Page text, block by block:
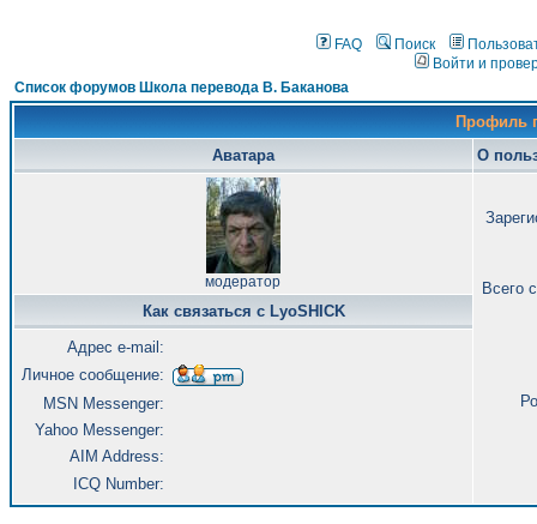
FAQ Поиск
Войти и
Список форумов Школа перевода В. Баканова
Профиль
Аватара
О
модератор Всего
Как связаться с LyoSHICK
Адрес e-mail:
Личное сообщение:
MSN Messenger:
Yahoo Messenger:
AIM Address:
ICQ Number: